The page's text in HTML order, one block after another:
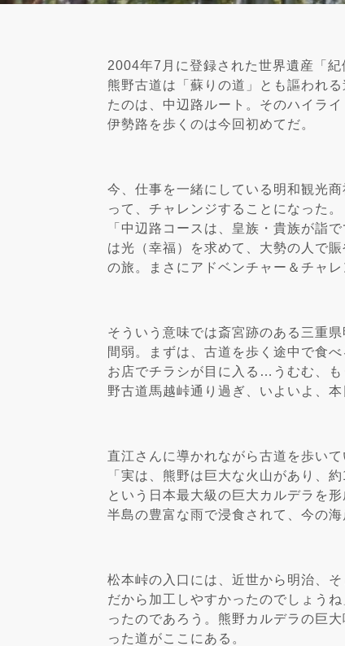
2004年7月に登録された世界遺産「紀
熊野古道は「蘇りの道」とも謳われ
たのは、中辺路ルート。そのハイラ
伊勢路を歩くのは今回初めてだ。
今、仕事を一緒にしている明和観光
って、チャレンジすることになった。
「中辺路コースは、皇族・貴族が詣
は光（幸福）を求めて、大勢の人で
の旅。まさにアドベンチャー＆チャ
そういう意味では斎宮跡のある三重
間弱。まずは、古道を歩く途中で食
お店でチラシが目に入る…うむむ、
野古道馬越峠通り過ぎ、いよいよ、
直江さんに導かれながら古道を歩いて
「実は、熊野は巨大な火山があり、
という日本最大級の巨大カルデラを
半島の豊富な雨で浸食されて、今の
松本峠の入口には、近世から明治、
だから加工しやすかったのでしょう
ったのであろう。熊野カルデラの巨
った道がここにある。